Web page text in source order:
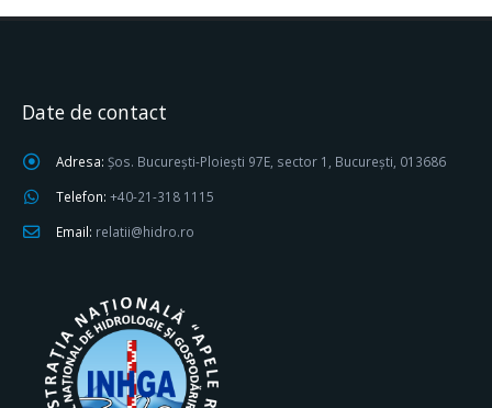
Date de contact
Adresa: Șos. București-Ploiești 97E, sector 1, București, 013686
Telefon: +40-21-318 1115
Email: relatii@hidro.ro